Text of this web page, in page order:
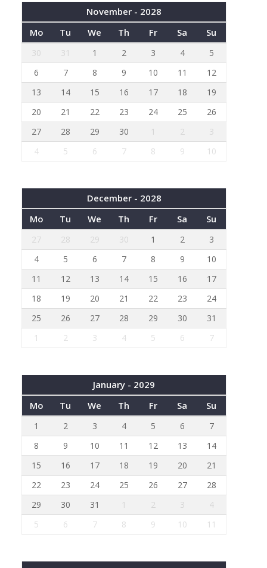
November - 2028
Mo
Tu We Th Fr Sa Su
30 31 1 2 3 4
5
6
7 8 9 10 11
12
13
14 15 16 17 18
19
20
21 22 23 24 25
26
27
28 29 30 1 2
3
4
5 6 7 8 9 10
December - 2028
Mo
Tu We Th Fr Sa Su
27 28 29 30 1 2
3
4
5 6 7 8 9
10
11
12 13 14 15 16
17
18
19 20 21 22 23
24
25
26 27 28 29 30
31
1
2 3 4 5 6 7
January - 2029
Mo
Tu We Th Fr Sa Su
1 2 3 4 5 6
7
8
9 10 11 12 13
14
15
16 17 18 19 20
21
22
23 24 25 26 27
28
29
30 31 1 2 3
4
5
6 7 8 9 10 11